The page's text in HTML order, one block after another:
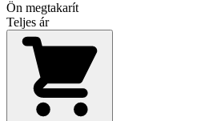
Ön megtakarít
Teljes ár